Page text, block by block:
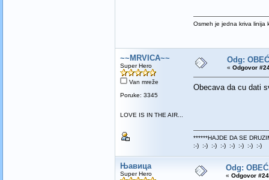
Osmeh je jedna kriva linija
~~MRVICA~~
Super Hero
Van mreže
Poruke: 3345
LOVE IS IN THE AIR...
Odg:
« Odgovor
Obecava da cu dati
******HAJDE DA SE
:-) :-) :-) :-) :-) :-) :-) :-)
Њавица
Super Hero
Odg:
« Odgovor